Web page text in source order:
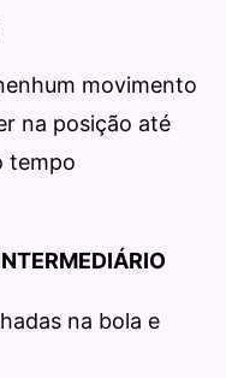
movimento
na posição até
tempo
na bola e